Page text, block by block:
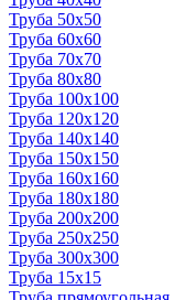
Труба 50x50
Труба 60x60
Труба 70x70
Труба 80x80
Труба 100x100
Труба 120x120
Труба 140x140
Труба 150x150
Труба 160x160
Труба 180x180
Труба 200x200
Труба 250x250
Труба 300x300
Труба 15x15